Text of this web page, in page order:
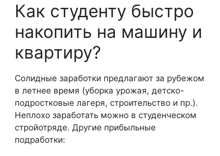
Как студенту быстро
накопить на машину и
квартиру?
Солидные заработки предлагают за рубежом
в летнее время (уборка урожая, детско-
подростковые лагеря, строительство и пр.).
Неплохо заработать можно в студенческом
стройотряде. Другие прибыльные
подработки: